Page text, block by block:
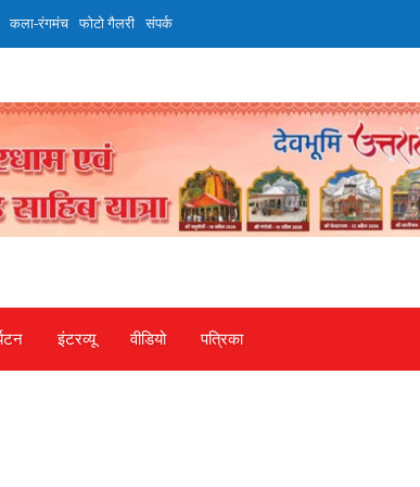
कला-रंगमंच फोटो गैलरी संपर्क
इंटरव्‍यू वीडियो पत्रिका